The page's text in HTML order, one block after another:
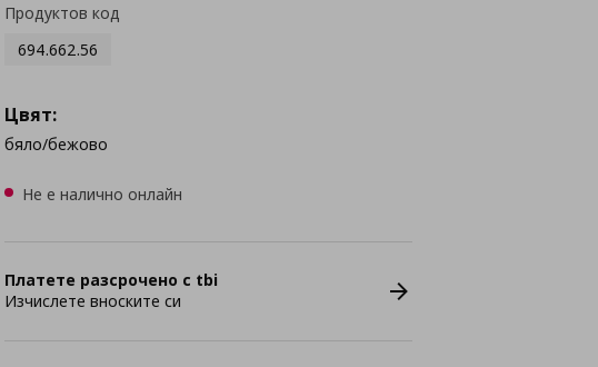
Продуктов код
694.662.56
Цвят:
бяло/бежово
Не е налично онлайн
Платете разсрочено с tbi
Изчислете вноските си